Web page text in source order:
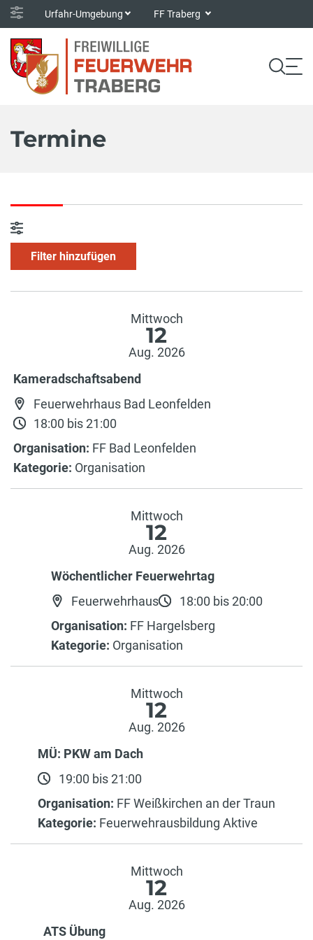
Urfahr-Umgebung FF Traberg
Termine
Filter hinzufügen
Mittwoch
12
Aug. 2026
Kameradschaftsabend
Feuerwehrhaus Bad Leonfelden
18:00 bis 21:00
Organisation: FF Bad Leonfelden
Kategorie: Organisation
Mittwoch
12
Aug. 2026
Wöchentlicher Feuerwehrtag
Feuerwehrhaus
18:00 bis 20:00
Organisation: FF Hargelsberg
Kategorie: Organisation
Mittwoch
12
Aug. 2026
MÜ: PKW am Dach
19:00 bis 21:00
Organisation: FF Weißkirchen an der Traun
Kategorie: Feuerwehrausbildung Aktive
Mittwoch
12
Aug. 2026
ATS Übung